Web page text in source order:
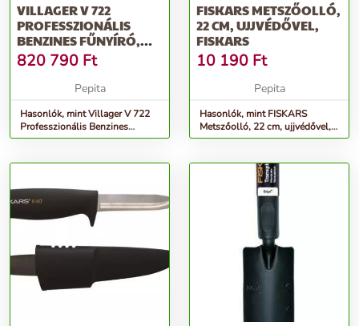
VILLAGER V 722
PROFESSZIONÁLIS
BENZINES FŰNYÍRÓ,
6830 W
820 790 Ft
Pepita
Hasonlók, mint Villager V 722
Professzionális Benzines
Fűnyíró, 6830 W
FISKARS METSZŐOLLÓ,
22 CM, UJJVÉDŐVEL,
FISKARS
10 190 Ft
Pepita
Hasonlók, mint FISKARS
Metszőolló, 22 cm, ujjvédővel,
FISKARS